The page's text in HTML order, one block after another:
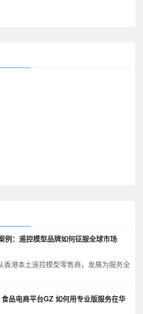
例：遥控模型品牌如何征服全球市场
香港本土遥控模型零售商，发展为服务全
品电商平台GZ 如何用专业版服务在华